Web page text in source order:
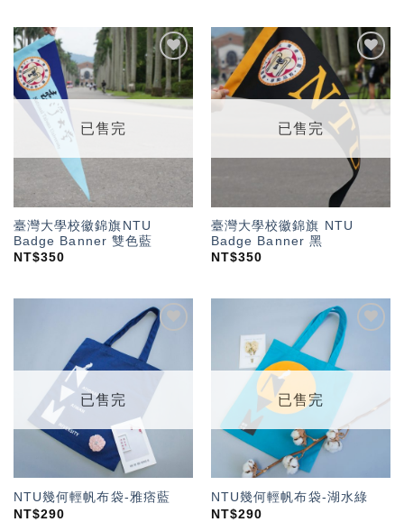
加入
「願
望輕
已售完
臺灣大學校徽錦旗NTU
Badge Banner 雙色藍
NT$350
加入
「願
望輕
已售完
臺灣大學校徽錦旗 NTU
Badge Banner 黑
NT$350
望輕
單」
已售完
NTU幾何輕帆布袋-雅痞藍
NT$290
望輕
已售完
NTU幾何輕帆布袋-湖水綠
NT$290